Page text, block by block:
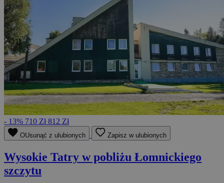
- 13% 710 Zł812 Zł
OUsunąć z ulubionych Zapisz w ulubionych
Wysokie Tatry w pobliżu Łomnickiego
szczytu